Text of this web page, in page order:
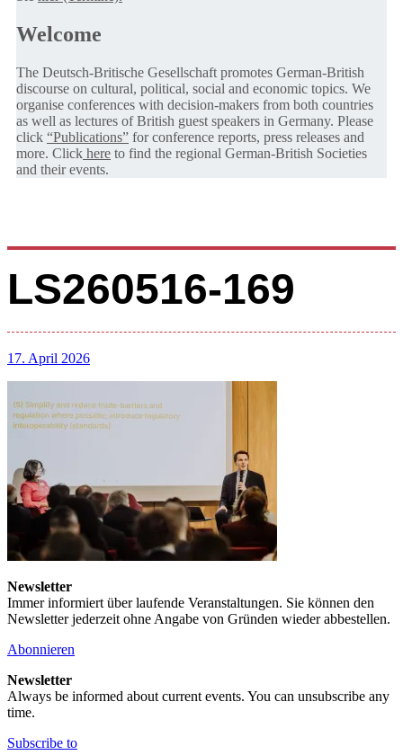
Welcome
The Deutsch-Britische Gesellschaft promotes German-British
discourse on cultural, political, social and economic topics. We
organise conferences with decision-makers from both countries
as well as lectures of British guest speakers in Germany. Please
click “Publications” for conference reports, press releases and
more. Click here to find the regional German-British Societies
and their events.
LS260516-169
17. April 2026
Newsletter
Immer informiert über laufende Veranstaltungen. Sie können den
Newsletter jederzeit ohne Angabe von Gründen wieder abbestellen.
Abonnieren
Newsletter
Always be informed about current events. You can unsubscribe any
time.
Subscribe to